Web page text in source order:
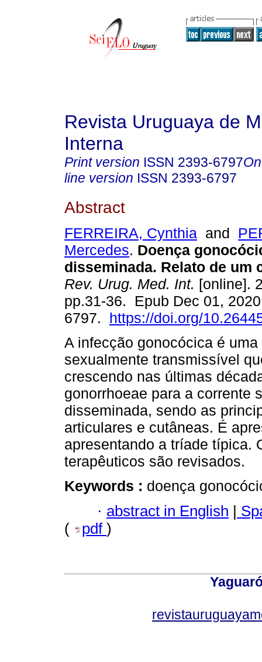
Revista Uruguaya de
Interna
Print version ISSN 2393-6797
line version ISSN 2393-6797
Abstract
FERREIRA, Cynthia and
Mercedes. Doença
disseminada. Relato de um
Rev. Urug. Med. Int. [online].
pp.31-36. Epub Dec 01,
6797. https://doi.org/
A infecção gonocócica é
sexualmente transmissível
crescendo nas últimas
gonorrhoeae para a corrente
disseminada, sendo as
articulares e cutâneas. É
apresentando a tríade típica.
terapêuticos são revisados.
Keywords : doença
· abstract in English |
(
pdf )